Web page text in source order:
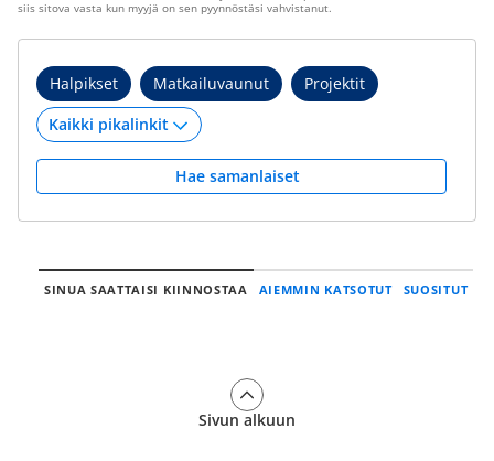
siis sitova vasta kun myyjä on sen pyynnöstäsi vahvistanut.
Halpikset Matkailuvaunut Projektit
Hae samanlaiset
SINUA SAATTAISI KIINNOSTAA AIEMMIN KATSOTUT SUOSITUT
Sivun alkuun